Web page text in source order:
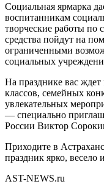
Социальная ярмарка
воспитанникам
творческие работы по
средства пойдут на
ограниченными
социальных
На празднике вас
классов, семейных
увлекательных
— специально
России Виктор
Приходите в
праздник ярко, весело
AST-NEWS.ru